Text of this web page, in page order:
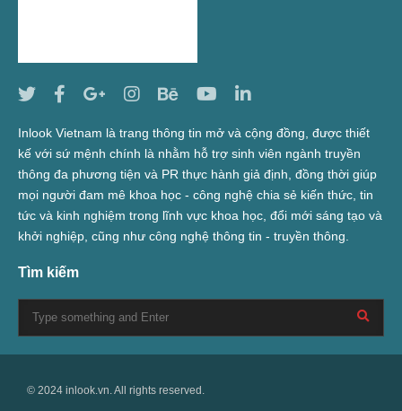
Inlook Vietnam là trang thông tin mở và cộng đồng, được thiết
kế với sứ mệnh chính là nhằm hỗ trợ sinh viên ngành truyền
thông đa phương tiện và PR thực hành giả định, đồng thời giúp
mọi người đam mê khoa học - công nghệ chia sẻ kiến thức, tin
tức và kinh nghiệm trong lĩnh vực khoa học, đổi mới sáng tạo và
khởi nghiệp, cũng như công nghệ thông tin - truyền thông.
Tìm kiếm
© 2024 inlook.vn. All rights reserved.